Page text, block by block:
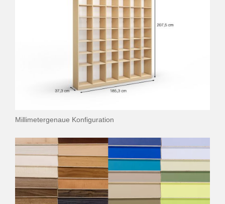
Millimetergenaue Konfiguration